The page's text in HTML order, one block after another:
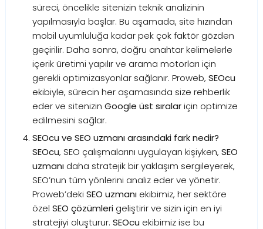
süreci, öncelikle sitenizin teknik analizinin
yapılmasıyla başlar. Bu aşamada, site hızından
mobil uyumluluğa kadar pek çok faktör gözden
geçirilir. Daha sonra, doğru anahtar kelimelerle
içerik üretimi yapılır ve arama motorları için
gerekli optimizasyonlar sağlanır. Proweb, SEOcu
ekibiyle, sürecin her aşamasında size rehberlik
eder ve sitenizin Google üst sıralariçin optimize
edilmesini sağlar.
SEOcu ve SEO uzmanı arasındaki fark nedir?
SEOcu, SEO çalışmalarını uygulayan kişiyken, SEO
uzmanı daha stratejik bir yaklaşım sergileyerek,
SEO’nun tüm yönlerini analiz eder ve yönetir.
Proweb’deki SEO uzmanı ekibimiz, her sektöre
özel SEO çözümleri geliştirir ve sizin için en iyi
stratejiyi oluşturur. SEOcu ekibimiz ise bu